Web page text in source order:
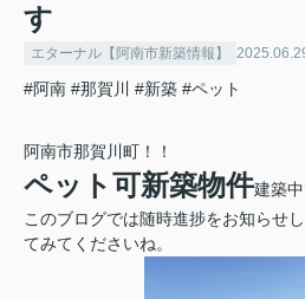
す
エターナル【阿南市新築情報】
#阿南 #那賀川 #新築 #ペット
阿南市那賀川町！！
ペット可新築物件建築
このブログでは随時進捗をお知らせ
てみてくださいね。